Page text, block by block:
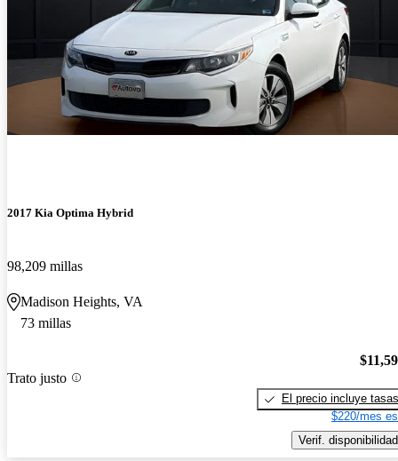
2017 Kia Optima Hybrid
98,209 millas
Madison Heights, VA
73 millas
Trato justo
El precio incluye tasas
$220/mes
Verif. disponibilidad